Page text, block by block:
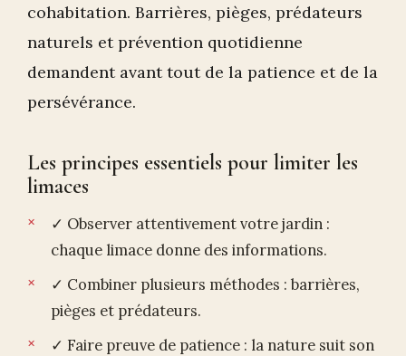
cohabitation. Barrières, pièges, prédateurs
naturels et prévention quotidienne
demandent avant tout de la patience et de la
persévérance.
Les principes essentiels pour limiter les
limaces
✓ Observer attentivement votre jardin :
chaque limace donne des informations.
✓ Combiner plusieurs méthodes : barrières,
pièges et prédateurs.
✓ Faire preuve de patience : la nature suit son